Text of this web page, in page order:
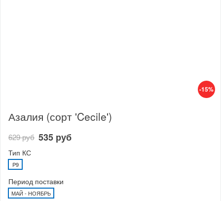
-15%
Азалия (сорт 'Cecile')
629 руб 535 руб
Тип КС
P9
Период поставки
МАЙ - НОЯБРЬ